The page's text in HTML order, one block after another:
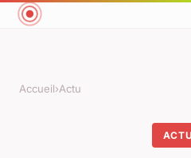
Accueil›Actu
ACTU